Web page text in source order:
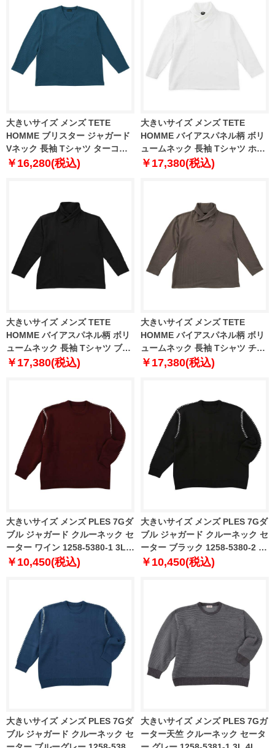
大きいサイズ メンズ TETE
HOMME ブリスター ジャガード
Vネック 長袖 Tシャツ ターコイ
ズ 1278-5645-3 3L 4L 5L 6L
￥16,280(税込)
大きいサイズ メンズ TETE
HOMME バイアスパネル柄 ボリ
ュームネック 長袖 Tシャツ ホワ
イト 1278-5646-1 3L 4L 5L 6L
￥17,380(税込)
大きいサイズ メンズ TETE
HOMME バイアスパネル柄 ボリ
ュームネック 長袖 Tシャツ ブラ
ック 1278-5646-2 3L 4L 5L 6L
￥17,380(税込)
大きいサイズ メンズ TETE
HOMME バイアスパネル柄 ボリ
ュームネック 長袖 Tシャツ チャ
コール 1278-5646-3 3L 4L 5L
￥17,380(税込)
大きいサイズ メンズ PLES 7Gダ
ブル ジャガード クルーネック セ
ーター ワイン 1258-5380-1 3L
4L 5L 6L
￥10,450(税込)
大きいサイズ メンズ PLES 7Gダ
ブル ジャガード クルーネック セ
ーター ブラック 1258-5380-2 3L
4L 5L 6L
￥10,450(税込)
大きいサイズ メンズ PLES 7Gダ
ブル ジャガード クルーネック セ
大きいサイズ メンズ PLES 7Gガ
ーター天竺 クルーネック セータ